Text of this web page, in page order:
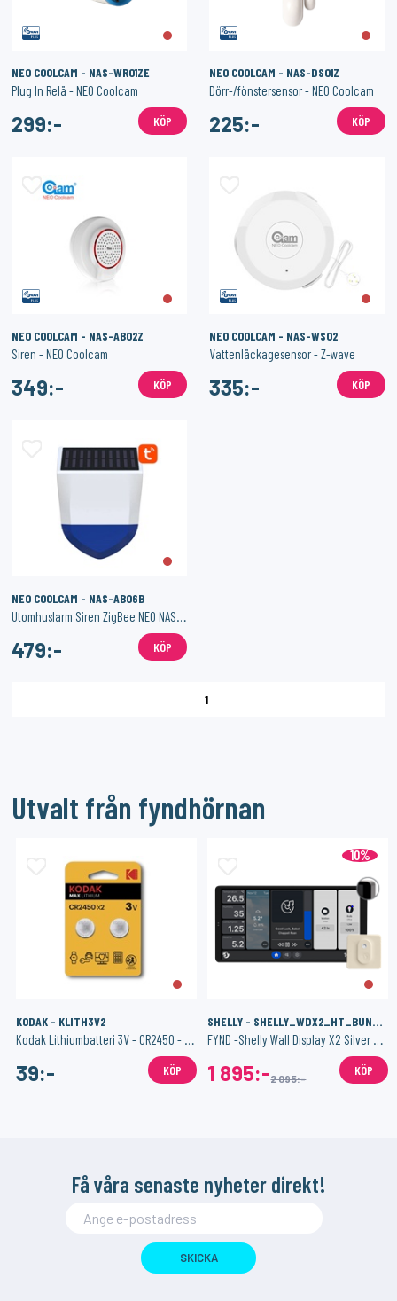
NEO COOLCAM - NAS-WR01ZE
Plug In Relä - NEO Coolcam
299:- KÖP
NEO COOLCAM - NAS-DS01Z
Dörr-/fönstersensor - NEO Coolcam
225:- KÖP
NEO COOLCAM - NAS-AB02Z
Siren - NEO Coolcam
349:- KÖP
NEO COOLCAM - NAS-WS02
Vattenläckagesensor - Z-wave
335:- KÖP
NEO COOLCAM - NAS-AB06B
Utomhuslarm Siren ZigBee NEO NAS-AB06B TUYA
479:- KÖP
1
Utvalt från fyndhörnan
KODAK - KLITH3V2
Kodak Lithiumbatteri 3V - CR2450 - 2-pack
39:- KÖP
10%
SHELLY - SHELLY_WDX2_HT_BUNDLE_W
FYND -Shelly Wall Display X2 Silver + BLU H&T Ivory
1 895:-2 095:-
KÖP
Få våra senaste nyheter direkt!
SKICKA